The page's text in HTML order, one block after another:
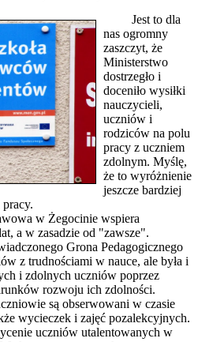
Jest to dla
nas ogromny
zaszczyt, że
Ministerstwo
dostrzegło i
doceniło wysiłki
nauczycieli,
uczniów i
rodziców na polu
pracy z uczniem
zdolnym. Myślę,
że to wyróżnienie
jeszcze bardziej
w Żegocinie wspiera
a w zasadzie od "zawsze".
Grona Pedagogicznego
z trudnościami w nauce, ale była i
i zdolnych uczniów poprzez
rozwoju ich zdolności.
są obserwowani w czasie
wycieczek i zajęć pozalekcyjnych.
uczniów utalentowanych w